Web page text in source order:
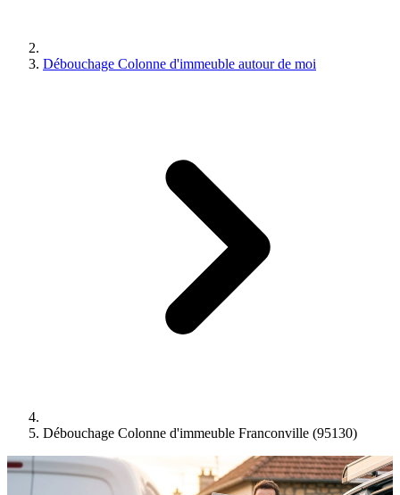
Débouchage Colonne d'immeuble autour de moi
Débouchage Colonne d'immeuble Franconville (95130)